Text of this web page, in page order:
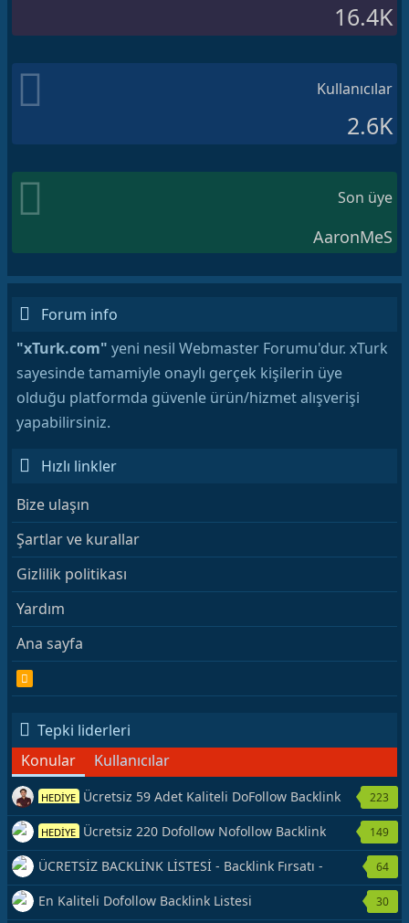
16.4K
Kullanıcılar
2.6K
Son üye
AaronMeS
Forum info
"xTurk.com" yeni nesil Webmaster Forumu'dur. xTurk
sayesinde tamamiyle onaylı gerçek kişilerin üye
olduğu platformda güvenle ürün/hizmet alışverişi
yapabilirsiniz.
Hızlı linkler
Bize ulaşın
Şartlar ve kurallar
Gizlilik politikası
Yardım
Ana sayfa
S
Tepki liderleri
Konular
Kullanıcılar
HEDİYE Ücretsiz 59 Adet Kaliteli DoFollow Backlink
Kaynağı Veriyorum.
223
HEDİYE Ücretsiz 220 Dofollow Nofollow Backlink
Veriyorum
149
ÜCRETSİZ BACKLİNK LİSTESİ - Backlink Fırsatı -
Hemen Yetiş!
64
En Kaliteli Dofollow Backlink Listesi 30